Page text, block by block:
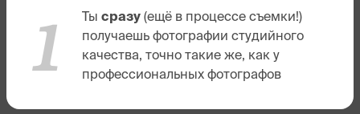
1 Ты сразу (ещё в процессе съемки!)
получаешь фотографии студийного
качества, точно такие же, как у
профессиональных фотографов